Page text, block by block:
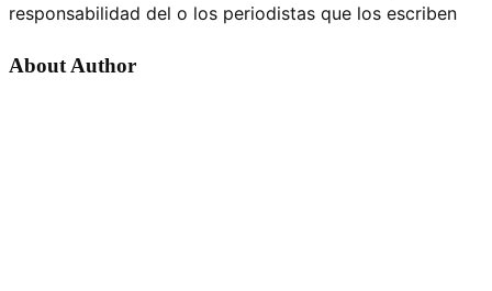
responsabilidad del o los periodistas que los escriben
About Author